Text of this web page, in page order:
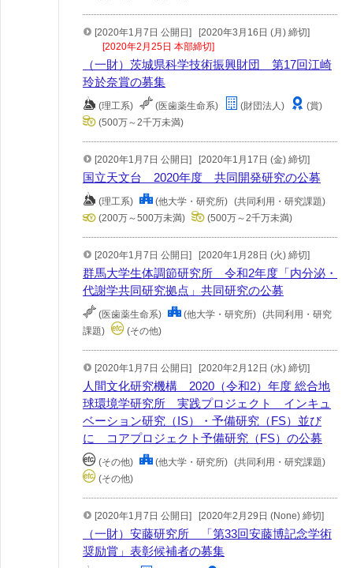
[2020年1月7日 公開日]
[2020年3月16日 (月) 締切]
[2020年2月25日 本部締切]
（一財）茨城県科学技術振興財団 第17回江崎
玲於奈賞の募集
(理工系) (医歯薬生命系) (財団法人)
(賞)
(500万～2千万未満)
[2020年1月7日 公開日] [2020年1月17日 (金) 締切]
国立天文台 2020年度 共同開発研究の公募
(理工系) (他大学・研究所) (共同利用・研究課題)
(200万～500万未満)
(500万～2千万未満)
[2020年1月7日 公開日] [2020年1月28日 (火) 締切]
群馬大学生体調節研究所 令和2年度「内分泌・
代謝学共同研究拠点」共同研究の公募
(医歯薬生命系) (他大学・研究所) (共同利用・研究
課題)
(その他)
[2020年1月7日 公開日] [2020年2月12日 (水) 締切]
人間文化研究機構 2020（令和2）年度 総合地
球環境学研究所 実践プロジェクト インキュ
ベーション研究（IS）・予備研究（FS）並び
に コアプロジェクト予備研究（FS）の公募
(その他) (他大学・研究所) (共同利用・研究課題)
(その他)
[2020年1月7日 公開日] [2020年2月29日 (None) 締切]
（一財）安藤研究所 「第33回安藤博記念学術
奨励賞」表彰候補者の募集